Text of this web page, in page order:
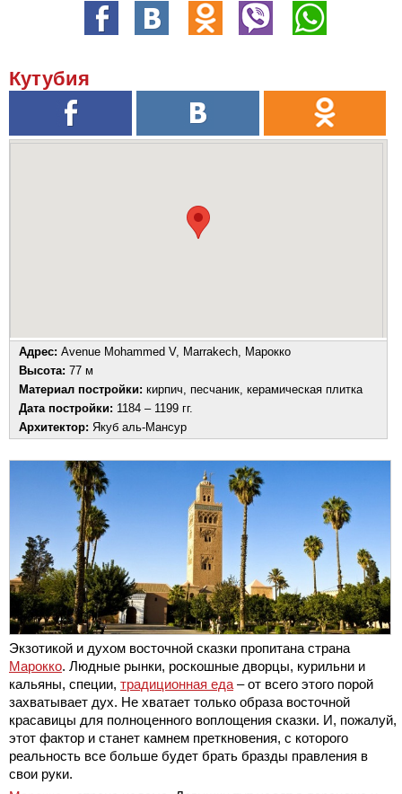
Кутубия
Адрес: Avenue Mohammed V, Marrakech, Марокко
Высота: 77 м
Материал постройки: кирпич, песчаник, керамическая плитка
Дата постройки: 1184 – 1199 гг.
Архитектор: Якуб аль-Мансур
Экзотикой и духом восточной сказки пропитана страна
Марокко. Людные рынки, роскошные дворцы, курильни и
кальяны, специи, традиционная еда – от всего этого порой
захватывает дух. Не хватает только образа восточной
красавицы для полноценного воплощения сказки. И, пожалуй,
этот фактор и станет камнем преткновения, с которого
реальность все больше будет брать бразды правления в
свои руки.